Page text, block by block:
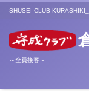
SHUSEI-CLUB
～全員接客～